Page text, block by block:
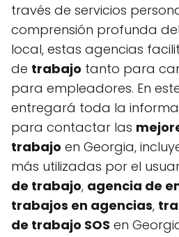
través de servicios
comprensión profunda
local, estas agencias
de trabajo tanto para
para empleadores. En
entregará toda la
para contactar las
trabajo en Georgia,
más utilizadas por el
de trabajo, agencia de
trabajos en agencias,
de trabajo SOS en